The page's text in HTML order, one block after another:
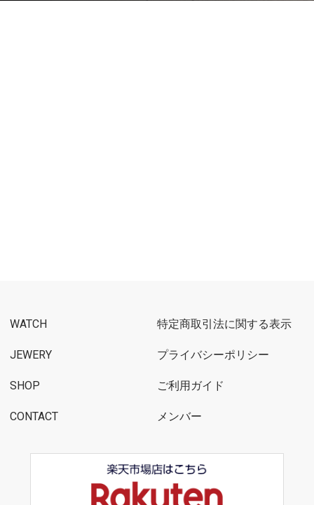
WATCH
JEWERY
SHOP
CONTACT
特定商取引法に関する表示
プライバシーポリシー
ご利用ガイド
メンバー